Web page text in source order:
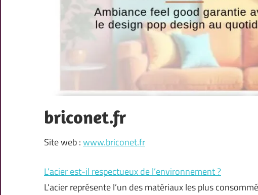
briconet.fr
Site web :www.briconet.fr
L’acier est-il respectueux de l’environnement ?
L’acier représente l’un des matériaux les plus